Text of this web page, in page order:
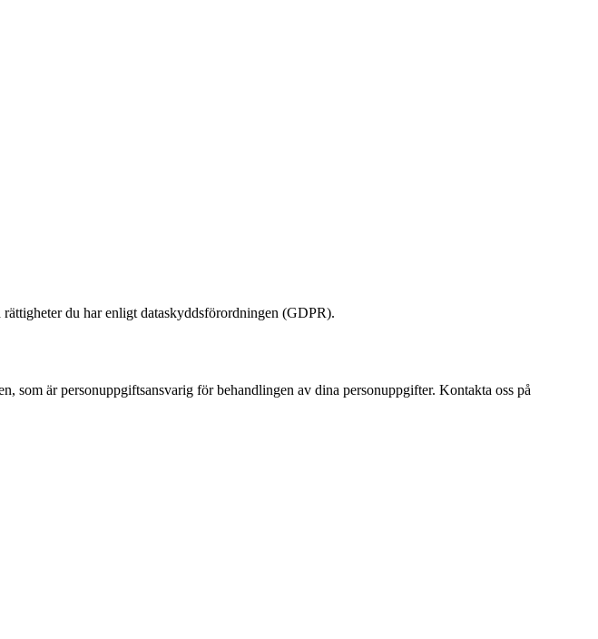
du har enligt dataskyddsförordningen (GDPR).
är personuppgiftsansvarig för behandlingen av dina personuppgifter. Kontakta oss på